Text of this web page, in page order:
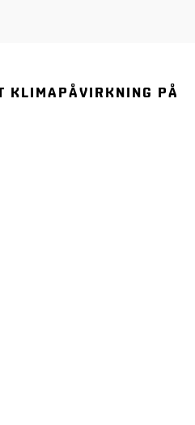
KLIMAPÅVIRKNING PÅ